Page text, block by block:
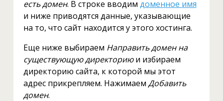
есть домен. В строке вводим доменное имя
и ниже приводятся данные, указывающие
на то, что сайт находится у этого хостинга.
Еще ниже выбираем Направить домен на
существующую директориюи избираем
директорию сайта, к которой мы этот
адрес прикрепляем. Нажимаем Добавить
домен.